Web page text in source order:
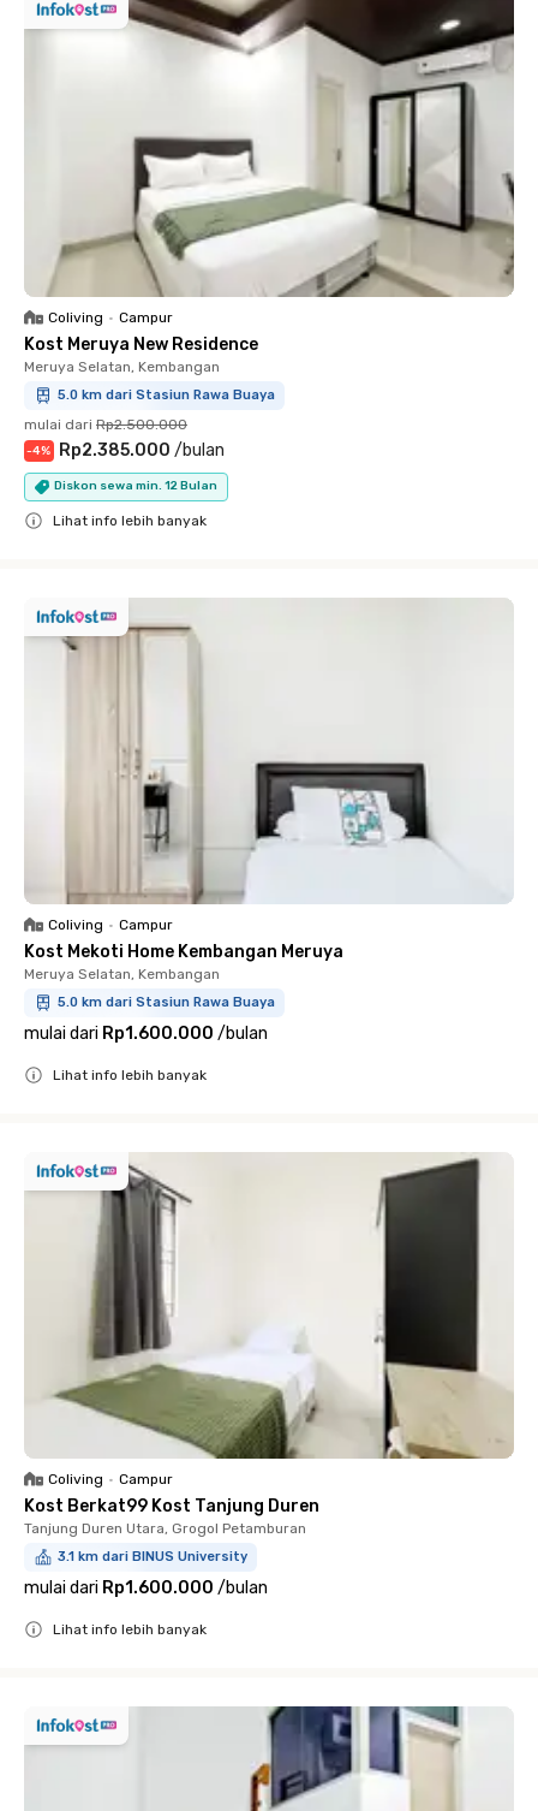
Coliving • Campur
Kost Meruya New Residence
Meruya Selatan, Kembangan
5.0 km dari Stasiun Rawa Buaya
mulai dari Rp2.500.000
-4% Rp2.385.000 /bulan
Diskon sewa min. 12 Bulan
Lihat info lebih banyak
Coliving • Campur
Kost Mekoti Home Kembangan Meruya
Meruya Selatan, Kembangan
5.0 km dari Stasiun Rawa Buaya
mulai dari Rp1.600.000 /bulan
Lihat info lebih banyak
Coliving • Campur
Kost Berkat99 Kost Tanjung Duren
Tanjung Duren Utara, Grogol Petamburan
3.1 km dari BINUS University
mulai dari Rp1.600.000 /bulan
Lihat info lebih banyak